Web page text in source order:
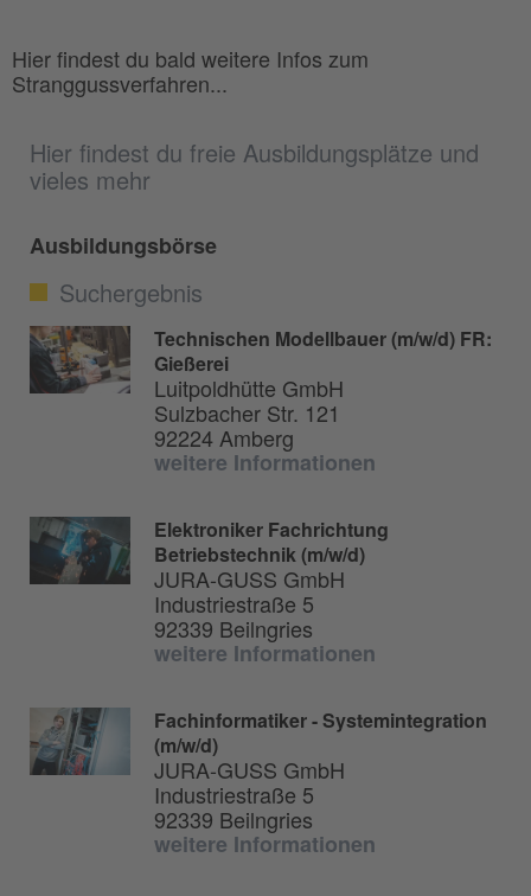
Hier findest du freie Ausbildungsplätze und
vieles mehr
Ausbildungsbörse
Suchergebnis
Technischen Modellbauer (m/w/d) FR:
Gießerei
Luitpoldhütte GmbH
Sulzbacher Str. 121
92224 Amberg
weitere Informationen
Elektroniker Fachrichtung
Betriebstechnik (m/w/d)
JURA-GUSS GmbH
Industriestraße 5
92339 Beilngries
weitere Informationen
Fachinformatiker - Systemintegration
(m/w/d)
JURA-GUSS GmbH
Industriestraße 5
92339 Beilngries
weitere Informationen
Hier findest du bald weitere Infos zum
Stranggussverfahren...